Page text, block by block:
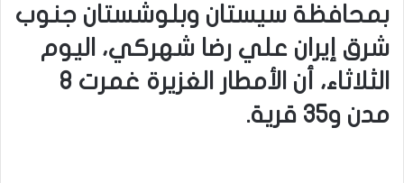
بمحافظة سيستان وبلوشستان جنوب
شرق إيران علي رضا شهركي، اليوم
الثلاثاء، أن الأمطار الغزيرة غمرت 8
مدن و35 قرية.